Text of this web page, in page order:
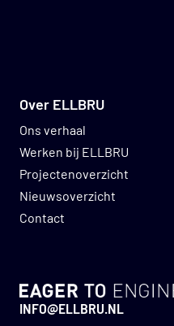
Over ELLBRU
Ons verhaal
Werken bij ELLBRU
Projectenoverzicht
Nieuwsoverzicht
Contact
GO TO HOMEPAGE
INFO@ELLBRU.NL